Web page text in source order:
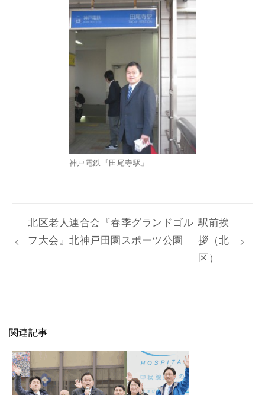
神戸電鉄『田尾寺駅』
北区老人連合会『春季グランドゴル
フ大会』北神戸田園スポーツ公園
駅前挨
拶（北
区）
関連記事